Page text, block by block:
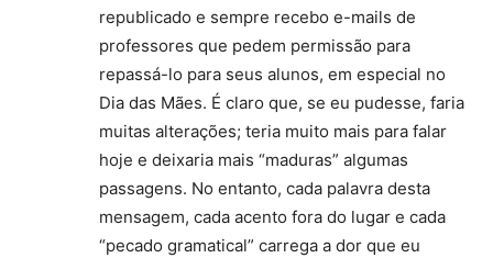
republicado e sempre recebo e-mails de
professores que pedem permissão para
repassá-lo para seus alunos, em especial no
Dia das Mães. É claro que, se eu pudesse, faria
muitas alterações; teria muito mais para falar
hoje e deixaria mais “maduras” algumas
passagens. No entanto, cada palavra desta
mensagem, cada acento fora do lugar e cada
“pecado gramatical” carrega a dor que eu